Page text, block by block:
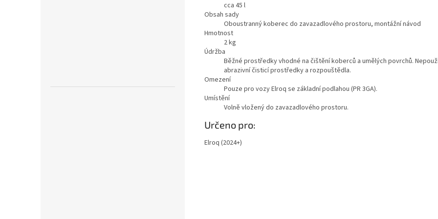
cca 45 l
Obsah sady
Oboustranný koberec do zavazadlového prostoru, montážní návod
Hmotnost
2kg
Údržba
Běžné prostředky vhodné na čištění koberců a umělých povrchů.
abrazivní čisticí prostředky a rozpouštědla.
Omezení
Pouze pro vozy Elroq se základní podlahou (PR 3GA).
Umístění
Volně vložený do zavazadlového prostoru.
Určeno pro:
Elroq (2024+)